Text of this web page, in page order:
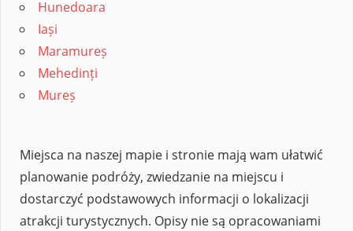
Hunedoara
Iași
Maramureș
Mehedinți
Mureș
Miejsca na naszej mapie i stronie mają wam ułatwić
planowanie podróży, zwiedzanie na miejscu i
dostarczyć podstawowych informacji o lokalizacji
atrakcji turystycznych. Opisy nie są opracowaniami